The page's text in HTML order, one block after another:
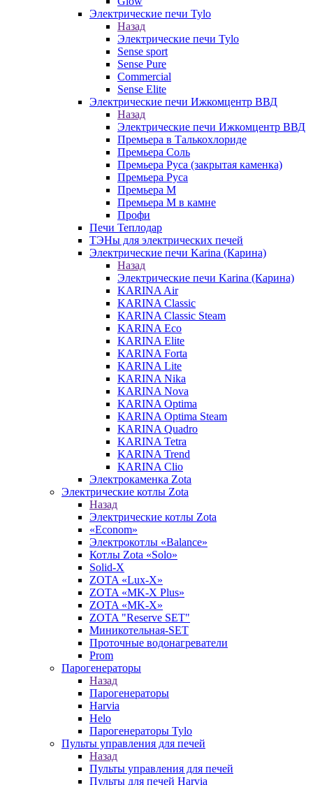
Электрические печи Tylo
Назад
Электрические печи Tylo
Sense sport
Sense Pure
Commercial
Sense Elite
Электрические печи Ижкомцентр ВВД
Назад
Электрические печи Ижкомцентр ВВД
Премьера в Талькохлориде
Премьера Cоль
Премьера Руса (закрытая каменка)
Премьера Руса
Премьера М
Премьера М в камне
Профи
Печи Теплодар
ТЭНы для электрических печей
Электрические печи Karina (Карина)
Назад
Электрические печи Karina (Карина)
KARINA Air
KARINA Classic
KARINA Classic Steam
KARINA Eco
KARINA Elite
KARINA Forta
KARINA Lite
KARINA Nika
KARINA Nova
KARINA Optima
KARINA Optima Steam
KARINA Quadro
KARINA Tetra
KARINA Trend
KARINA Clio
Электрокаменка Zota
Электрические котлы Zota
Назад
Электрические котлы Zota
«Econom»
Электрокотлы «Balance»
Котлы Zota «Solo»
Solid-X
ZOTA «Lux-X»
ZOTA «MK-X Plus»
ZOTA «MK-X»
ZOTA "Reserve SET"
Миникотельная-SET
Проточные водонагреватели
Prom
Парогенераторы
Назад
Парогенераторы
Harvia
Helo
Парогенераторы Tylo
Пульты управления для печей
Назад
Пульты управления для печей
Пульты для печей Harvia